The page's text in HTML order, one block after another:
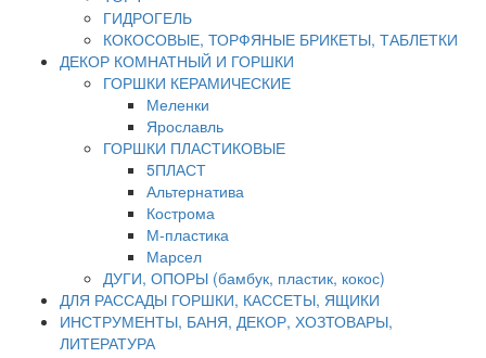
ГИДРОГЕЛЬ
КОКОСОВЫЕ, ТОРФЯНЫЕ БРИКЕТЫ, ТАБЛЕТКИ
ДЕКОР КОМНАТНЫЙ И ГОРШКИ
ГОРШКИ КЕРАМИЧЕСКИЕ
Меленки
Ярославль
ГОРШКИ ПЛАСТИКОВЫЕ
5ПЛАСТ
Альтернатива
Кострома
М-пластика
Марсел
ДУГИ, ОПОРЫ (бамбук, пластик, кокос)
ДЛЯ РАССАДЫ ГОРШКИ, КАССЕТЫ, ЯЩИКИ
ИНСТРУМЕНТЫ, БАНЯ, ДЕКОР, ХОЗТОВАРЫ,
ЛИТЕРАТУРА